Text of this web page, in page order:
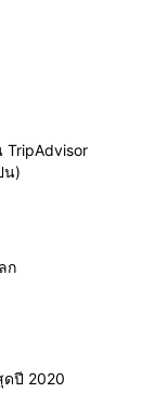
TripAdvisor
น)
ก
ดปี 2020